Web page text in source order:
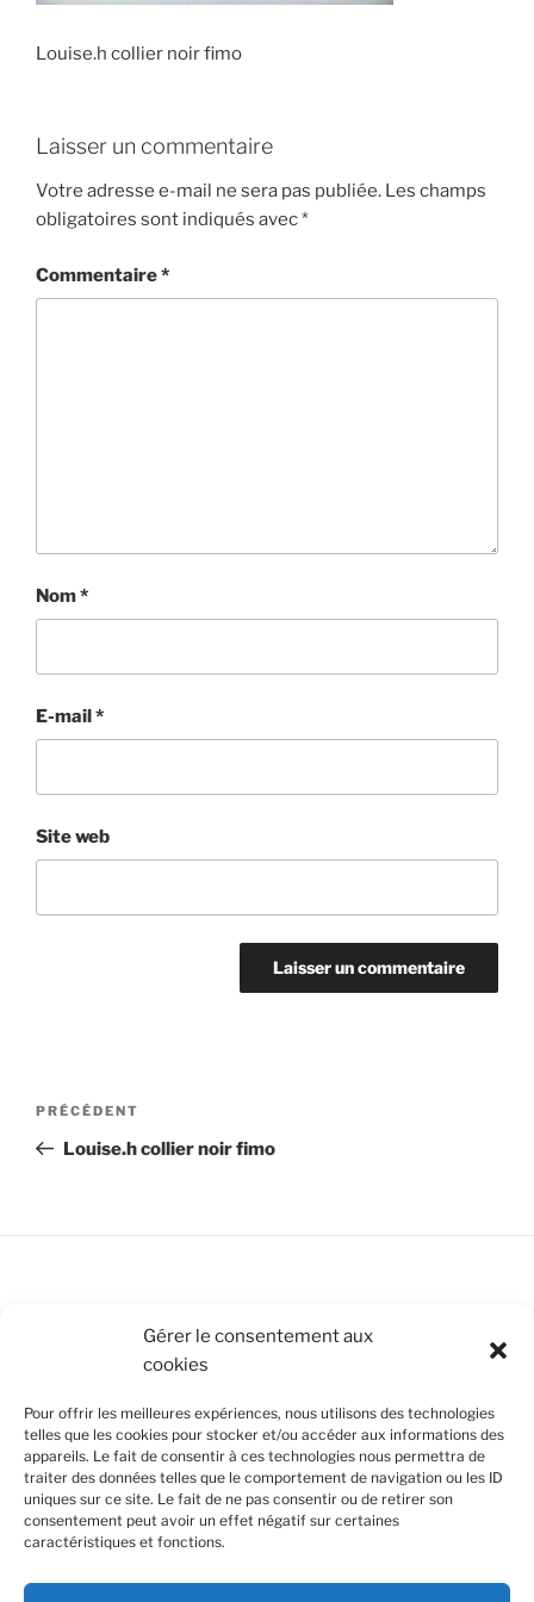
Gérer le consentement aux
cookies
Pour offrir les meilleures expériences, nous utilisons des technologies
telles que les cookies pour stocker et/ou accéder aux informations des
appareils. Le fait de consentir à ces technologies nous permettra de
traiter des données telles que le comportement de navigation ou les ID
uniques sur ce site. Le fait de ne pas consentir ou de retirer son
consentement peut avoir un effet négatif sur certaines
caractéristiques et fonctions.
Louise.h collier noir fimo
Laisser un commentaire
Votre adresse e-mail ne sera pas publiée. Les champs
obligatoires sont indiqués avec*
Commentaire*
Nom*
E-mail*
Site web
Navigation
l’article
Article
précédent
PRÉCÉDENT
Louise.h collier noir fimo
Conditions Générales de Vente
Mentions légales
Politique de cookies (UE)
SUIVEZ-NOUS
FacebookInstagram